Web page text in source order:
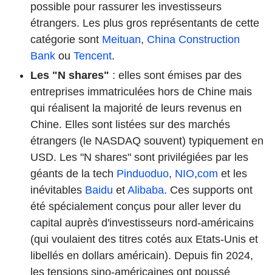
possible pour rassurer les investisseurs
étrangers. Les plus gros représentants de cette
catégorie sont Meituan, China Construction
Bank ou Tencent.
Les "N shares" : elles sont émises par des
entreprises immatriculées hors de Chine mais
qui réalisent la majorité de leurs revenus en
Chine. Elles sont listées sur des marchés
étrangers (le NASDAQ souvent) typiquement en
USD. Les "N shares" sont privilégiées par les
géants de la tech Pinduoduo, NIO,com et les
inévitables Baidu et Alibaba. Ces supports ont
été spécialement conçus pour aller lever du
capital auprès d'investisseurs nord-américains
(qui voulaient des titres cotés aux Etats-Unis et
libellés en dollars américain). Depuis fin 2024,
les tensions sino-américaines ont poussé